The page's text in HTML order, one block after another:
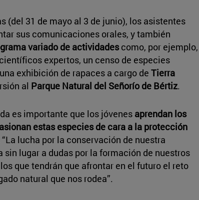
(del 31 de mayo al 3 de junio), los asistentes
sus comunicaciones orales, y también
variado de actividadescomo, por ejemplo,
expertos, un censo de especies
exhibición de rapaces a cargo de Tierra
al Parque Natural del Señorío de Bértiz.
es importante que los jóvenes aprendan los
estas especies de cara a la protección
“La lucha por la conservación de nuestra
sin lugar a dudas por la formación de nuestros
que tendrán que afrontar en el futuro el reto
natural que nos rodea”.